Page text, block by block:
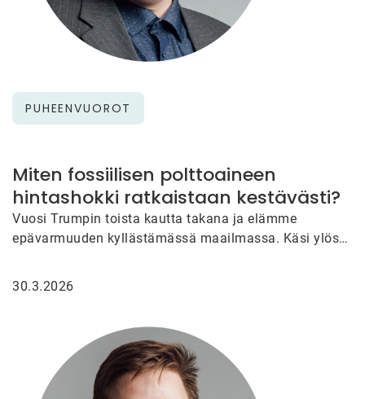
PUHEENVUOROT
Miten fossiilisen polttoaineen
hintashokki ratkaistaan kestävästi?
Vuosi Trumpin toista kautta takana ja elämme
epävarmuuden kyllästämässä maailmassa. Käsi ylös
30.3.2026